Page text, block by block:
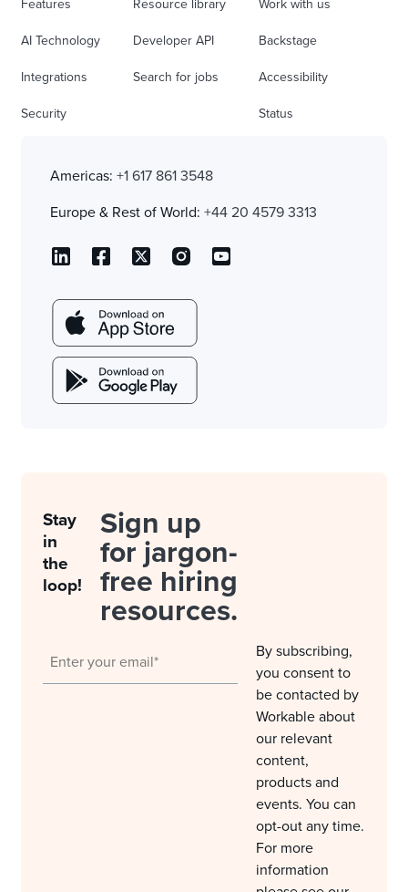
Features
AI Technology
Integrations
Security
Resource library
Developer API
Search for jobs
Work with us
Backstage
Accessibility
Status
Americas: +1 617 861 3548
Europe & Rest of World: +44 20 4579 3313
Stay
in
the
loop!
Sign up
for jargon-
free hiring
resources.
By subscribing,
you consent to
be contacted by
Workable about
our relevant
content,
products and
events. You can
opt-out any time.
For more
information